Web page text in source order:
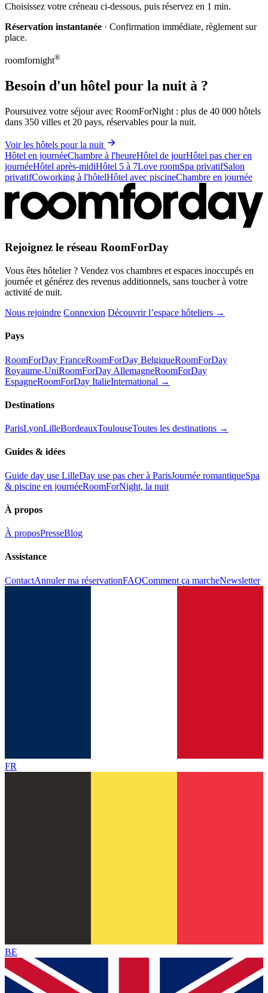
Choisissez votre créneau ci-dessous, puis réservez en 1 min.
Réservation instantanée · Confirmation immédiate, règlement sur
place.
roomfornight®
Besoin d'un hôtel pour la nuit à ?
Poursuivez votre séjour avec RoomForNight : plus de 40 000 hôtels
dans 350 villes et 20 pays, réservables pour la nuit.
Voir les hôtels pour la nuit
Hôtel en journéeChambre à l'heureHôtel de jourHôtel pas cher en
journéeHôtel après-midiHôtel 5 à 7Love roomSpa privatifSalon
privatifCoworking à l'hôtelHôtel avec piscineChambre en journée
Rejoignez le réseau RoomForDay
Vous êtes hôtelier ? Vendez vos chambres et espaces inoccupés en
journée et générez des revenus additionnels, sans toucher à votre
activité de nuit.
Nous rejoindre Connexion Découvrir l’espace hôteliers →
Pays
RoomForDay FranceRoomForDay BelgiqueRoomForDay
Royaume-UniRoomForDay AllemagneRoomForDay
EspagneRoomForDay ItalieInternational →
Destinations
ParisLyonLilleBordeauxToulouseToutes les destinations →
Guides & idées
Guide day use LilleDay use pas cher à ParisJournée romantiqueSpa
& piscine en journéeRoomForNight, la nuit
À propos
À proposPresseBlog
Assistance
ContactAnnuler ma réservationFAQComment ça marcheNewsletter
FR
BE